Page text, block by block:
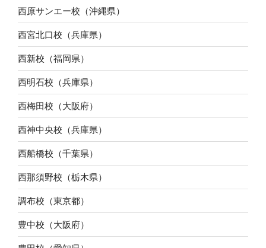
西原サンエー校（沖縄県）
西宮北口校（兵庫県）
西新校（福岡県）
西明石校（兵庫県）
西梅田校（大阪府）
西神中央校（兵庫県）
西船橋校（千葉県）
西那須野校（栃木県）
調布校（東京都）
豊中校（大阪府）